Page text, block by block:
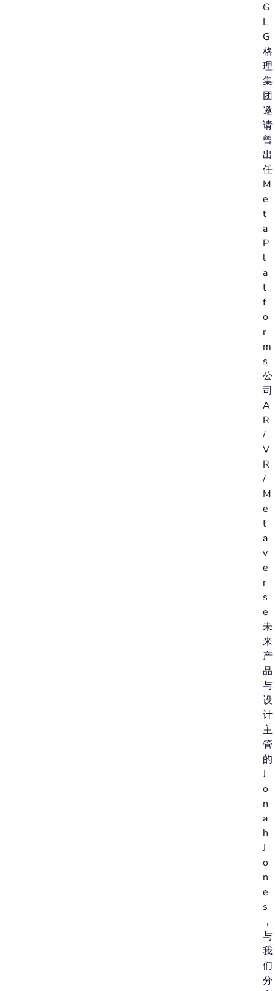
G
L
G
格
理
集
团
邀
请
曾
出
任
M
e
t
a
P
l
a
t
f
o
r
m
s
公
司
A
R
/
V
R
/
M
e
t
a
v
e
r
s
e
未
来
产
品
与
设
计
主
管
的
J
o
n
a
h
J
o
n
e
s
，
与
我
们
分